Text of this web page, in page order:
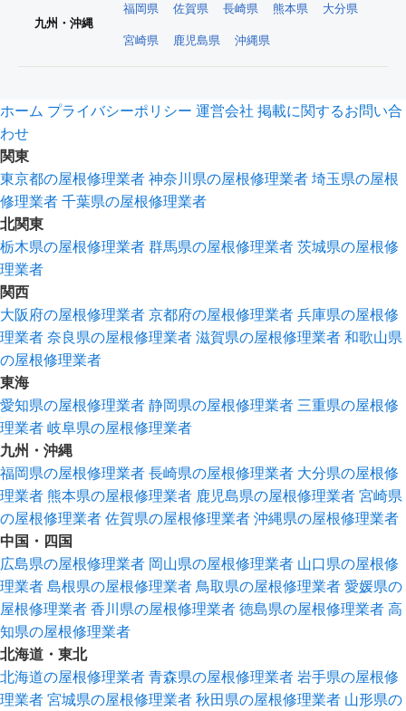
九州・沖縄
福岡県 佐賀県 長崎県 熊本県 大分県
宮崎県 鹿児島県 沖縄県
ホーム プライバシーポリシー 運営会社 掲載に関するお問い合
わせ
関東
東京都の屋根修理業者 神奈川県の屋根修理業者 埼玉県の屋根
修理業者 千葉県の屋根修理業者
北関東
栃木県の屋根修理業者 群馬県の屋根修理業者 茨城県の屋根修
理業者
関西
大阪府の屋根修理業者 京都府の屋根修理業者 兵庫県の屋根修
理業者 奈良県の屋根修理業者 滋賀県の屋根修理業者 和歌山県
の屋根修理業者
東海
愛知県の屋根修理業者 静岡県の屋根修理業者 三重県の屋根修
理業者 岐阜県の屋根修理業者
九州・沖縄
福岡県の屋根修理業者 長崎県の屋根修理業者 大分県の屋根修
理業者 熊本県の屋根修理業者 鹿児島県の屋根修理業者 宮崎県
の屋根修理業者 佐賀県の屋根修理業者 沖縄県の屋根修理業者
中国・四国
広島県の屋根修理業者 岡山県の屋根修理業者 山口県の屋根修
理業者 島根県の屋根修理業者 鳥取県の屋根修理業者 愛媛県の
屋根修理業者 香川県の屋根修理業者 徳島県の屋根修理業者 高
知県の屋根修理業者
北海道・東北
北海道の屋根修理業者 青森県の屋根修理業者 岩手県の屋根修
理業者 宮城県の屋根修理業者 秋田県の屋根修理業者 山形県の